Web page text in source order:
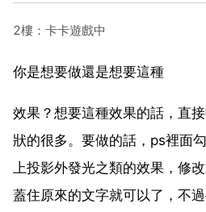
2樓：卡卡遊戲中
你是想要做還是想要這種
效果？想要這種效果的話，直
狀的很多。要做的話，ps裡面
上投影外發光之類的效果，修
蓋住原來的文字就可以了，不